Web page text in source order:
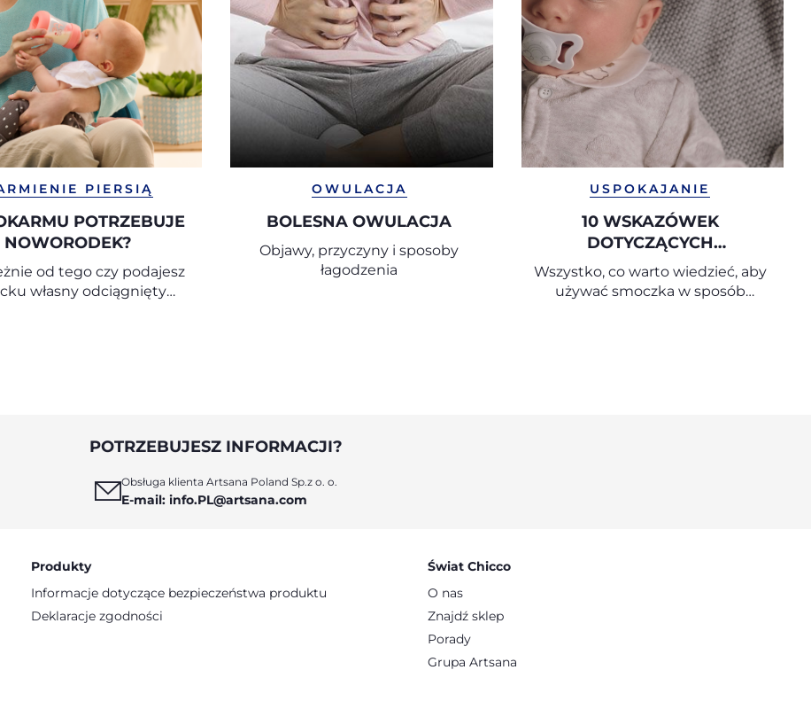
PIERSIĄ
POTRZEBUJE
NOWORODEK?
od tego czy podajesz
własny odciągnięty
OWULACJA
BOLESNA OWULACJA
Objawy, przyczyny i sposoby
łagodzenia
USPOKAJANIE
10 WSKAZÓWEK
DOTYCZĄCYCH
PRAWIDŁOWEGO I
ŚWIADOMEGO UŻYWANIA
Wszystko, co warto wiedzieć, aby
używać smoczka w sposób
POTRZEBUJESZ INFORMACJI?
Obsługa klienta Artsana Poland Sp.z o. o.
E-mail: info.PL@artsana.com
Produkty
Informacje dotyczące bezpieczeństwa produktu
Deklaracje zgodności
Świat Chicco
O nas
Znajdź sklep
Porady
Grupa Artsana